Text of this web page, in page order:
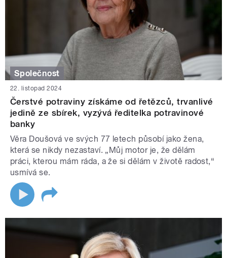
Společnost
22. listopad 2024
Čerstvé potraviny získáme od řetězců, trvanlivé
jedině ze sbírek, vyzývá ředitelka potravinové
banky
Věra Doušová ve svých 77 letech působí jako žena,
která se nikdy nezastaví. „Můj motor je, že dělám
práci, kterou mám ráda, a že si dělám v životě radost,“
usmívá se.